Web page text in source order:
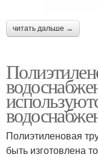
читать дальше →
Полиэтиленовая
быть изготовлена